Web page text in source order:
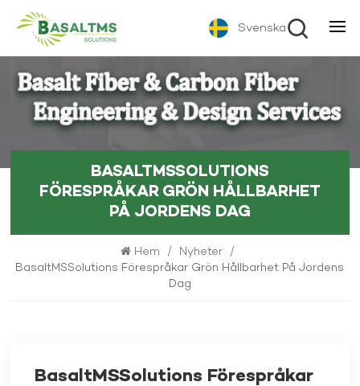
Svenska
BASALTMSSOLUTIONS
FÖRESPRÅKAR GRÖN HÅLLBARHET
PÅ JORDENS DAG
Hem / Nyheter /
BasaltMSSolutions Förespråkar Grön Hållbarhet På Jordens
Dag
BasaltMSSolutions Förespråkar